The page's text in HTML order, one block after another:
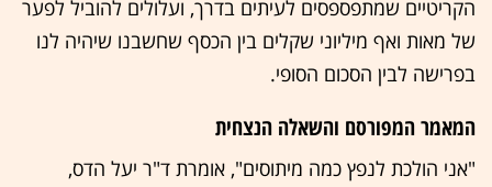
הקריטיים שמתפספסים לעיתים בדרך, ועלולים להוביל לפער
של מאות ואף מיליוני שקלים בין הכסף שחשבנו שיהיה לנו
בפרישה לבין הסכום הסופי.
המאמר המפורסם והשאלה הנצחית
"אני הולכת לנפץ כמה מיתוסים", אומרת ד"ר יעל הדס,